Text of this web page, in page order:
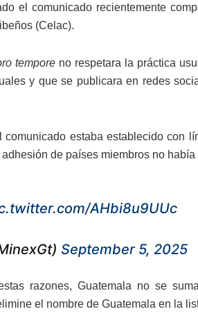
el comunicado recientemente
(Celac).
tempore no respetara la práctica
y que se publicara en redes
estaba establecido con
de países miembros no
AHbi8u9UUc
September 5, 2025
razones, Guatemala no se
el nombre de Guatemala en la